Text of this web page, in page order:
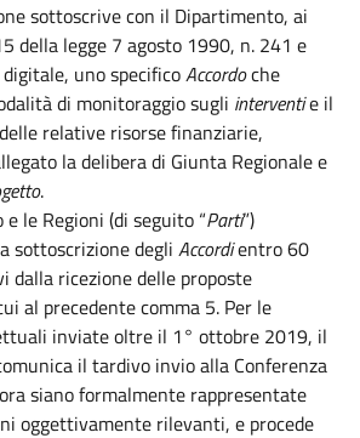
sottoscrive con il Dipartimento, ai
della legge 7 agosto 1990, n. 241 e
uno specificoAccordoche
di monitoraggio sugli interventie il
relative risorse finanziarie,
la delibera di Giunta Regionale e
.
le Regioni (di seguito “Parti”)
sottoscrizione degli Accordientro 60
dalla ricezione delle proposte
al precedente comma 5. Per le
inviate oltre il 1° ottobre 2019, il
il tardivo invio alla Conferenza
siano formalmente rappresentate
oggettivamente rilevanti, e procede